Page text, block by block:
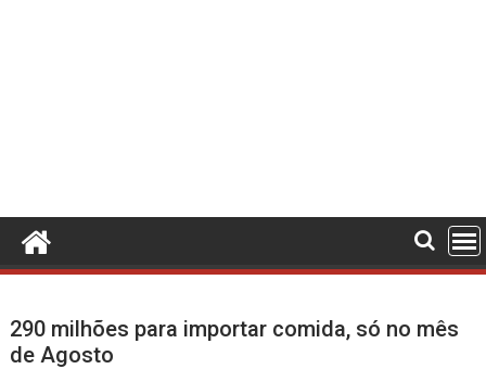
290 milhões para importar comida, só no mês
de Agosto